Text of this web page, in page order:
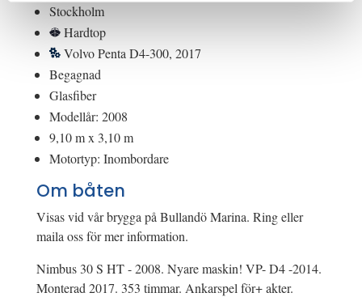
Stockholm
Hardtop
Volvo Penta D4-300, 2017
Begagnad
Glasfiber
Modellår: 2008
9,10 m x 3,10 m
Motortyp: Inombordare
Om båten
Visas vid vår brygga på Bullandö Marina. Ring eller
maila oss för mer information.
Nimbus 30 S HT - 2008. Nyare maskin! VP- D4 -2014.
Monterad 2017. 353 timmar. Ankarspel för+ akter.